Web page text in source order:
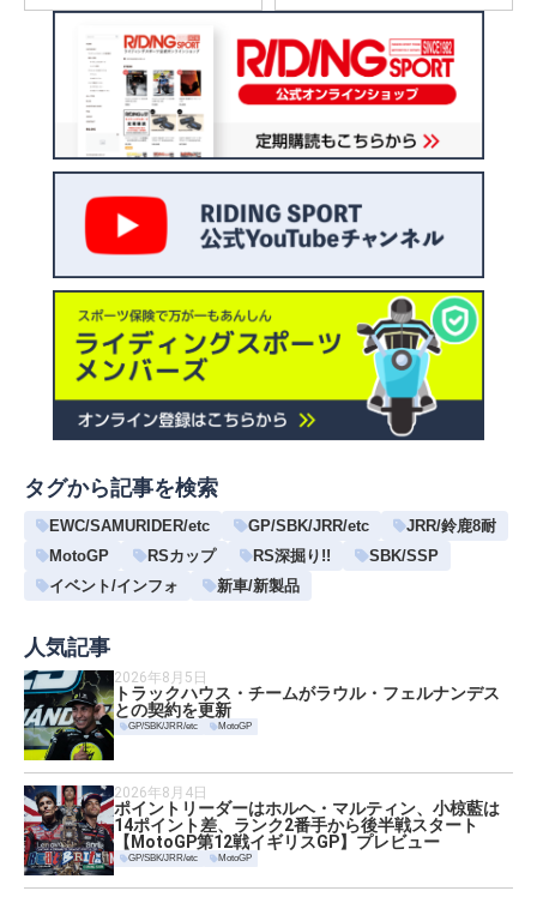
タグから記事を検索
EWC/SAMURIDER/etc GP/SBK/JRR/etc
JRR/鈴鹿8耐
MotoGP
RSカップ RS深掘り!!
SBK/SSP
イベント/インフォ
新車/新製品
人気記事
2026年8月5日
トラックハウス・チームがラウル・フェルナンデス
との契約を更新
GP/SBK/JRR/etc MotoGP
2026年8月4日
ポイントリーダーはホルヘ・マルティン、小椋藍は
14ポイント差、ランク2番手から後半戦スタート
【MotoGP第12戦イギリスGP】プレビュー
GP/SBK/JRR/etc MotoGP